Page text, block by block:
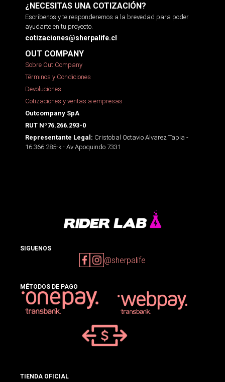
¿NECESITAS UNA COTIZACIÓN?
Escríbenos y te responderemos a la brevedad para poder
ayudarte en tu proyecto.
cotizaciones@sherpalife.cl
OUT COMPANY
Sobre Out Company
Términos y Condiciones
Devoluciones
Cotizaciones y ventas a empresas
Outcompany SpA
RUT Nº76.266.293-0
Representante Legal: Cristobal Octavio Alvarez Tapia -
16.366.285-k - Av Apoquindo 7331
SIGUENOS
@sherpalife
MÉTODOS DE PAGO
TIENDA OFICIAL